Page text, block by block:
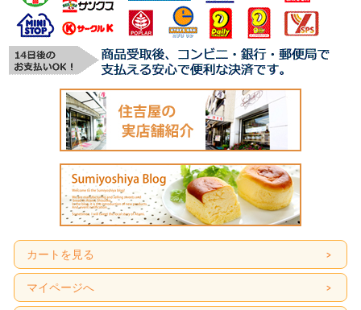
カートを見る
マイページへ